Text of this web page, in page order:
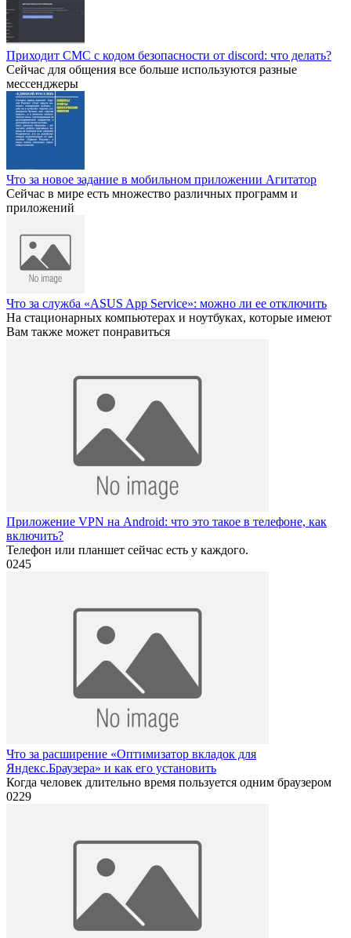
Приходит СМС с кодом безопасности от discord: что делать?
Сейчас для общения все больше используются разные
мессенджеры
Что за новое задание в мобильном приложении Агитатор
Сейчас в мире есть множество различных программ и
приложений
Что за служба «ASUS App Service»: можно ли ее отключить
На стационарных компьютерах и ноутбуках, которые имеют
Вам также может понравиться
Приложение VPN на Android: что это такое в телефоне, как
включить?
Телефон или планшет сейчас есть у каждого.
0245
Что за расширение «Оптимизатор вкладок для
Яндекс.Браузера» и как его установить
Когда человек длительно время пользуется одним браузером
0229